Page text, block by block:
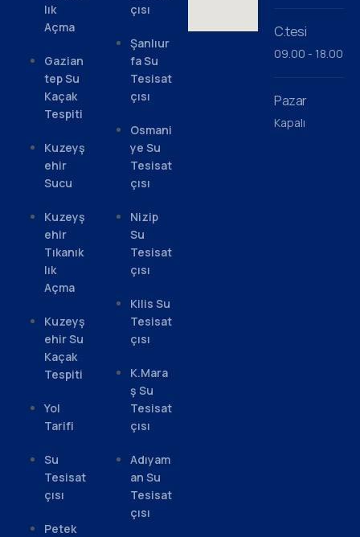
lık
Açma
Gazian
tep Su
Kaçak
Tespiti
Kuzeyş
ehir
Sucu
Kuzeyş
ehir
Tıkanık
lık
Açma
Kuzeyş
ehir Su
Kaçak
Tespiti
Yol
Tarifi
Su
Tesisat
çısı
Petek
çısı
Şanlıur
fa Su
Tesisat
çısı
Osmani
ye Su
Tesisat
çısı
Nizip
Su
Tesisat
çısı
Kilis Su
Tesisat
çısı
K.Mara
ş Su
Tesisat
çısı
Adıyam
an Su
Tesisat
çısı
C.tesi
09.00 - 18.00
Pazar
Kapalı